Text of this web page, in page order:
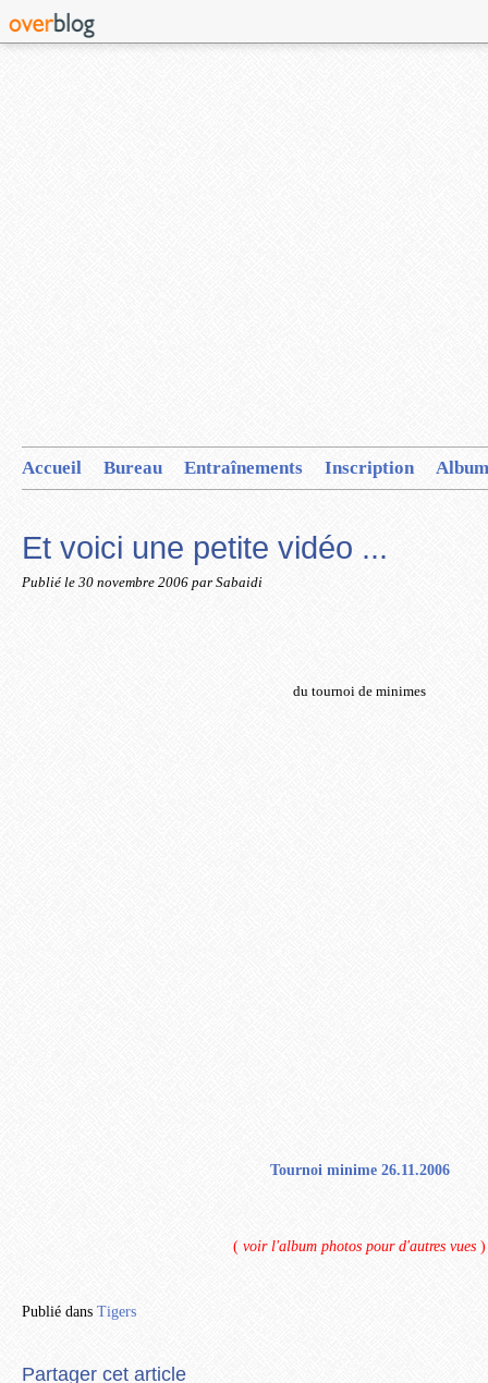
Accueil Bureau Entraînements Inscription
Et voici une petite vidéo ...
Publié le 30 novembre 2006 par Sabaidi
du tournoi de minimes
Tournoi minime 26.11.2006
( voir l'album photos pour d'autres vues )
Publié dans Tigers
Partager cet article